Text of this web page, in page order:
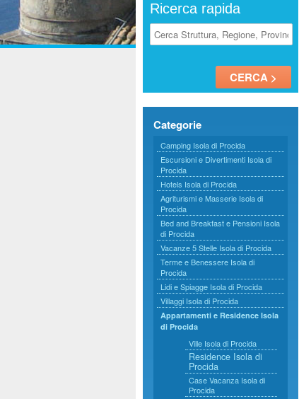
Ricerca rapida
Categorie
Camping Isola di Procida
Escursioni e Divertimenti Isola di
Procida
Hotels Isola di Procida
Agriturismi e Masserie Isola di
Procida
Bed and Breakfast e Pensioni Isola
di Procida
Vacanze 5 Stelle Isola di Procida
Terme e Benessere Isola di
Procida
Lidi e Spiagge Isola di Procida
Villaggi Isola di Procida
Appartamenti e Residence Isola
di Procida
Ville Isola di Procida
Residence Isola di
Procida
Case Vacanza Isola di
Procida